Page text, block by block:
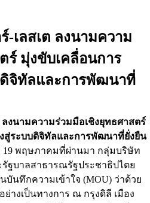
-เลสเต ลงนามความ
ร์ มุ่งขับเคลื่อนการ
จิทัลและการพัฒนาที่
ลงนามความร่วมมือเชิงยุทธศาสตร์
สู่ระบบดิจิทัลและการพัฒนาที่ยั่งยืน
พฤษภาคมที่ผ่านมา กลุ่มบริษัท
ะรัฐบาลสาธารณรัฐประชาธิปไตย
บันทึกความเข้าใจ (MOU) ว่าด้วย
างเป็นทางการ ณ กรุงดิลี เมือง